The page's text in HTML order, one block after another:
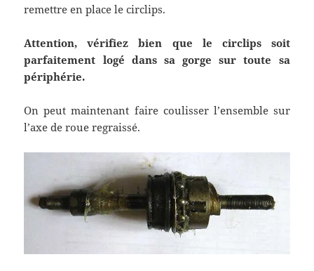
remettre en place le circlips.
Attention, vérifiez bien que le circlips soit
parfaitement logé dans sa gorge sur toute sa
périphérie.
On peut maintenant faire coulisser l’ensemble sur
l’axe de roue regraissé.